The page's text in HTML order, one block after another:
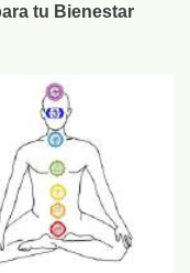
tu Bienestar